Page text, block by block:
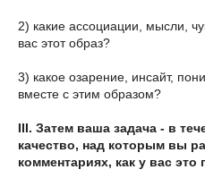
2) какие ассоциации, мысли,
вас этот образ?
3) какое озарение, инсайт,
вместе с этим образом?
III. Затем ваша задача - в
качество, над которым вы
комментариях, как у вас это